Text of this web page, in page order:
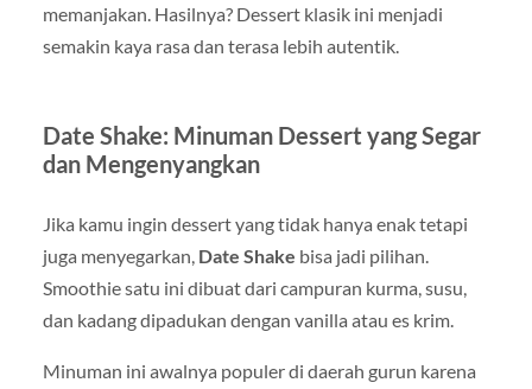
memanjakan. Hasilnya? Dessert klasik ini menjadi
semakin kaya rasa dan terasa lebih autentik.
Date Shake: Minuman Dessert yang Segar
dan Mengenyangkan
Jika kamu ingin dessert yang tidak hanya enak tetapi
juga menyegarkan, Date Shake bisa jadi pilihan.
Smoothie satu ini dibuat dari campuran kurma, susu,
dan kadang dipadukan dengan vanilla atau es krim.
Minuman ini awalnya populer di daerah gurun karena